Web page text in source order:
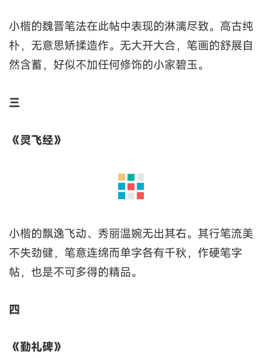
小楷的魏晋笔法在此帖中表现的淋漓尽致。高古纯
朴，无意思矫揉造作。无大开大合，笔画的舒展自
然含蓄，好似不加任何修饰的小家碧玉。
三
《灵飞经》
小楷的飘逸飞动、秀丽温婉无出其右。其行笔流美
不失劲健，笔意连绵而单字各有千秋，作硬笔字
帖，也是不可多得的精品。
四
《勤礼碑》